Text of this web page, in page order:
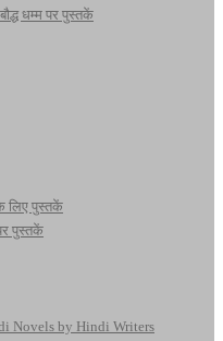
धम्म पर पुस्तकें
लिए पुस्तकें
पुस्तकें
Novels by Hindi Writers